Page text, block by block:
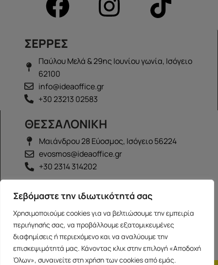
Σεβόμαστε την ιδιωτικότητά σας
Χρησιμοποιούμε cookies για να βελτιώσουμε την εμπειρία
περιήγησής σας, να προβάλλουμε εξατομικευμένες
διαφημίσεις ή περιεχόμενο και να αναλύουμε την
επισκεψιμότητά μας. Κάνοντας κλικ στην επιλογή «Αποδοχή
Όλων», συναινείτε στη χρήση των cookies από εμάς.
ΣΕΡΡΕΣ
Παύλου Μελά & 29ης Ιουνίου γωνία, Ισόγειο
62100
info@ideaoffice.gr
+30 23213 02583
ΘΕΣΣΑΛΟΝΙΚΗ
Μαιάνδρου 28 Εύοσμος, Ισόγειο 56224
evosmos@ideaoffice.gr
+30 2314 314202
ΙΩΑΝΝΙΝΑ
Γεώργιου Καραϊσκάκη 38, Ισόγειο 45444
ioannina@ideaoffice.gr
+30 26516 08616